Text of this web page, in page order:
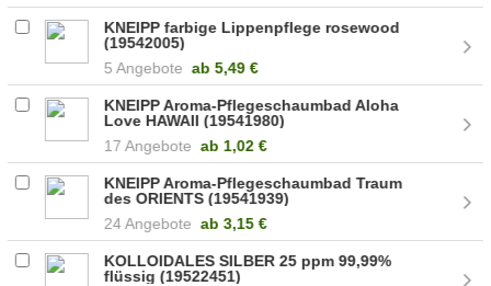
KNEIPP farbige Lippenpflege rosewood
(19542005)
5 Angebote ab 5,49 €
KNEIPP Aroma-Pflegeschaumbad Aloha
Love HAWAII (19541980)
17 Angebote ab 1,02 €
KNEIPP Aroma-Pflegeschaumbad Traum
des ORIENTS (19541939)
24 Angebote ab 3,15 €
KOLLOIDALES SILBER 25 ppm 99,99%
flüssig (19522451)